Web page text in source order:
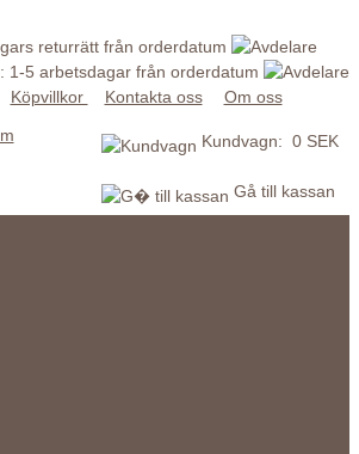
returrätt från orderdatum
1-5 arbetsdagar från orderdatum
Köpvillkor Kontakta oss Om oss
Kundvagn: 0 SEK
Gå till kassan